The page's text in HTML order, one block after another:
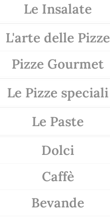
Le Insalate
L'arte delle Pizze
Pizze Gourmet
Le Pizze speciali
Le Paste
Dolci
Caffè
Bevande